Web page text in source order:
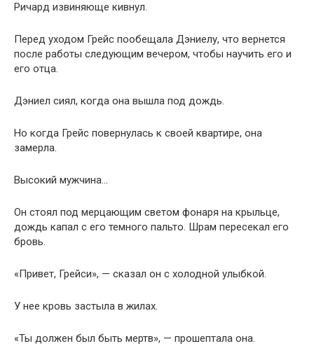
Ричард извиняюще кивнул.
Перед уходом Грейс пообещала Дэниелу, что вернется
после работы следующим вечером, чтобы научить его и
его отца.
Дэниел сиял, когда она вышла под дождь.
Но когда Грейс повернулась к своей квартире, она
замерла.
Высокий мужчина…
Он стоял под мерцающим светом фонаря на крыльце,
дождь капал с его темного пальто. Шрам пересекал его
бровь.
«Привет, Грейси», — сказал он с холодной улыбкой.
У нее кровь застыла в жилах.
«Ты должен был быть мертв», — прошептала она.